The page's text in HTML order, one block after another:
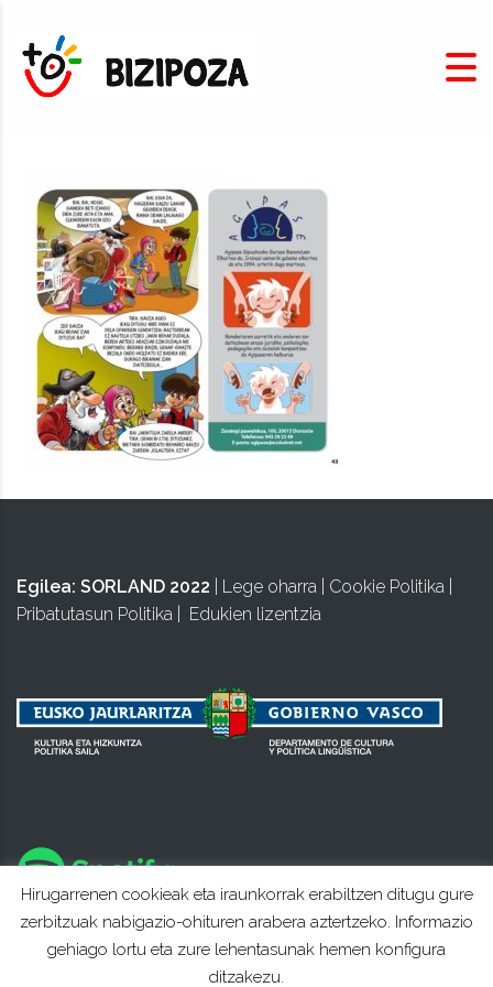
Egilea: SORLAND 2022 Lege oharra Cookie Politika
Pribatutasun Politika
Edukien lizentzia
Hirugarrenen cookieak eta iraunkorrak erabiltzen ditugu gure
zerbitzuak nabigazio-ohituren arabera aztertzeko. Informazio
gehiago lortu eta zure lehentasunak hemen konfigura
ditzakezu.